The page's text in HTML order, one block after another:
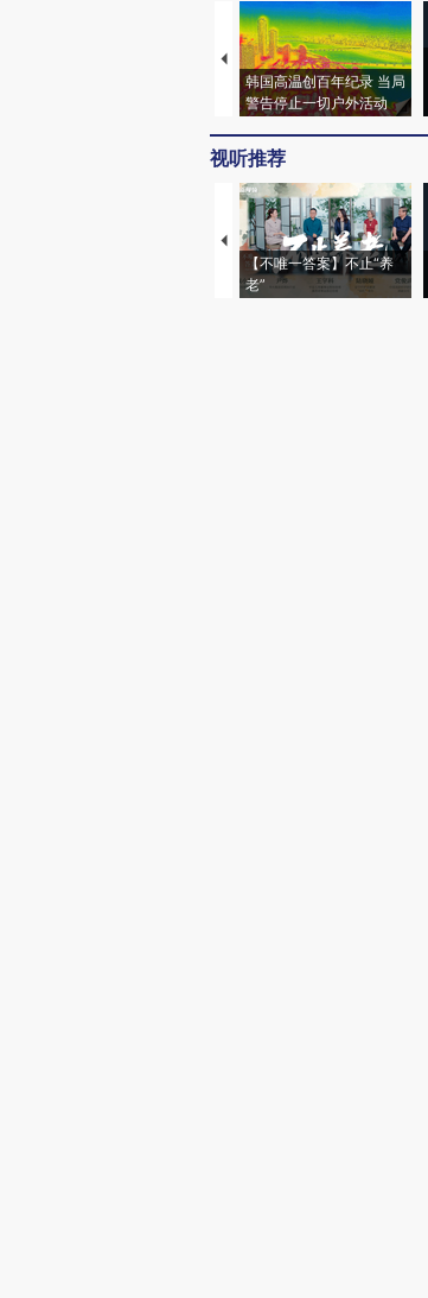
韩国高温创百年纪录 当局
警告停止一切户外活动
视听推荐
【不唯一答案】不止“养
老”